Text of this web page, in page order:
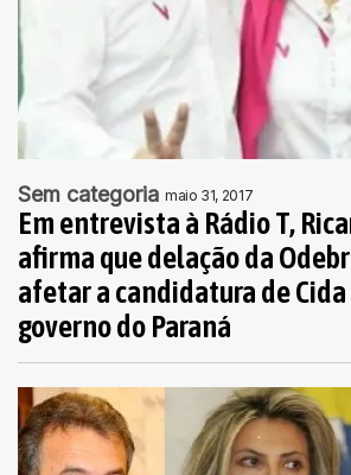
Sem categoria maio 31, 2017
Em entrevista à Rádio T,
afirma que delação da
afetar a candidatura de
governo do Paraná